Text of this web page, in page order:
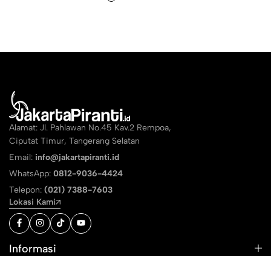
Alamat: Jl. Pahlawan No.45 Kav.2 Rempoa,
Ciputat Timur, Tangerang Selatan
Email: info@jakartapiranti.id
WhatsApp: 0812-9036-4424
Telepon: (021) 7388-7603
Lokasi Kami
Informasi